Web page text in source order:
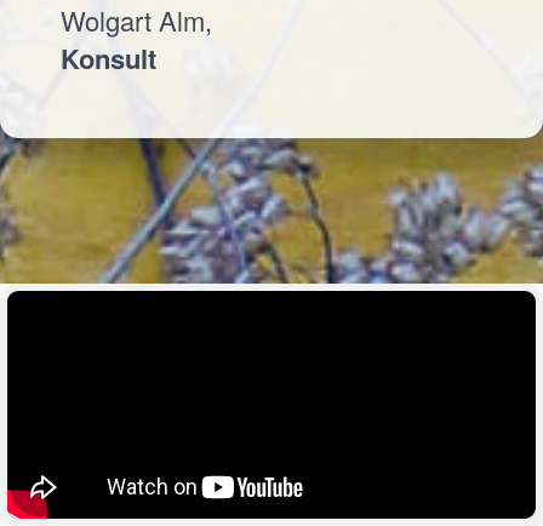
Wolgart Alm,
Konsult